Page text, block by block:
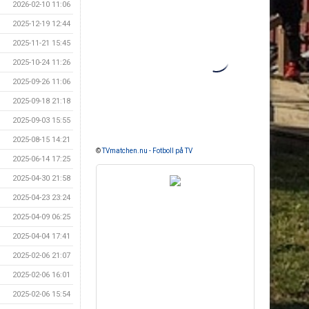
2026-02-10 11:06
2025-12-19 12:44
2025-11-21 15:45
2025-10-24 11:26
2025-09-26 11:06
2025-09-18 21:18
2025-09-03 15:55
2025-08-15 14:21
2025-06-14 17:25
2025-04-30 21:58
2025-04-23 23:24
2025-04-09 06:25
2025-04-04 17:41
2025-02-06 21:07
2025-02-06 16:01
2025-02-06 15:54
©TVmatchen.nu - Fotboll på TV